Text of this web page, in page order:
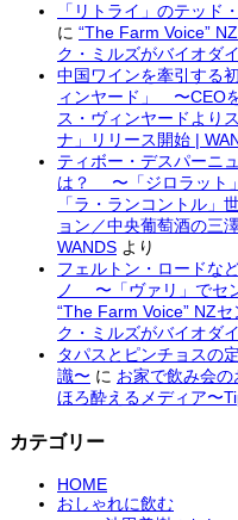
「リトライ」のテッド
に “The Farm Voice”
ク・ミルズがバイオダ
中国ワインを牽引する
ィンヤード」 〜CEO
ス・ヴィンヤードより
ナ」リリース開始 |
ティボー・デスパーニ
は？ 〜「ジロラット
「ラ・ランコントル」
ョン／中央葡萄酒の三
WANDS より
フェルトン・ロードな
ノ 〜「ヴァリ」でセ
“The Farm Voice” NZ
ク・ミルズがバイオダ
タパスとピンチョス
識〜 に お家で飲み会
ほろ酔えるメディア〜
カテゴリー
HOME
おしゃれに飲む